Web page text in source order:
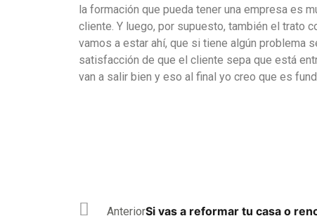
la formación que pueda tener una empresa es
cliente. Y luego, por supuesto, también el trato
vamos a estar ahí, que si tiene algún problema
satisfacción de que el cliente sepa que está
van a salir bien y eso al final yo creo que es
AnteriorSi vas a reformar tu casa o